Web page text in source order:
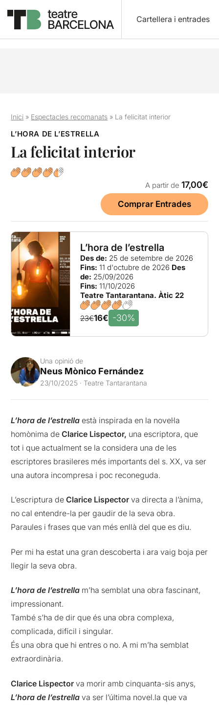
Cartellera i entrades
Inici » Espectacles recomanats » La felicitat interior
L’HORA DE L’ESTRELLA
La felicitat interior
A partir de 17,00€
Comprar Entrades
L’hora de l’estrella
Des de: 25 de setembre de 2026
Fins: 11 d'octubre de 2026 Des
de: 25/09/2026
Fins: 11/10/2026
Teatre Tantarantana. Àtic 22
23€16€ -30%
Una opinió de
Neus Mònico Fernández
23/10/2025 · Teatre Tantarantana
L’hora de l’estrella està inspirada en la novel·la
homònima deClarice Lispector, una escriptora, que
tot i que actualment se la considera una de les
escriptores brasileres més importants del s. XX, va ser
una autora incompresa i poc reconeguda.
L’escriptura deClarice Lispector va directa a l’ànima,
no cal entendre-la per gaudir de la seva obra.
Paraules i frases que van més enllà del que es diu.
Per mi ha estat una gran descoberta i ara vaig boja per
llegir la seva obra.
L’hora de l’estrella m’ha semblat una obra fascinant,
impressionant.
També s’ha de dir que és una obra complexa,
complicada, difícil i singular.
És una obra que hi entres o no. A mi m’ha semblat
extraordinària.
Clarice Lispectorva morir amb cinquanta-sis anys,
L’hora de l’estrella va ser l’última novel.la que va